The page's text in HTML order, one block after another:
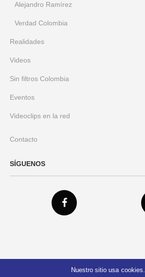
Alejandro Ramírez
Verdad Colombia
Realidades
Videos
Sin filtros Colombia
Eventos
Videoclips en la red
Contacto
SÍGUENOS
Nuestro sitio usa cookies.